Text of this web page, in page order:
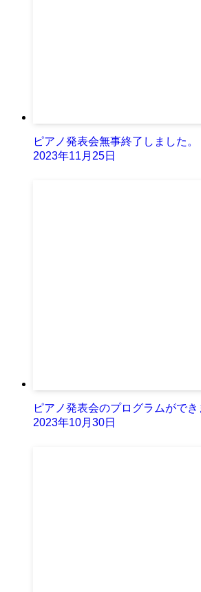
ピアノ発表会無事終了しました。
2023年11月25日
ピアノ発表会のプログラムができ
2023年10月30日